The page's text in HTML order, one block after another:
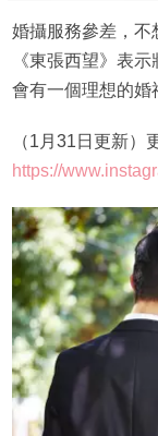
婚攝服務參差，不
《東張西望》表
會有一個理想的婚
（1月31日更新）
https://